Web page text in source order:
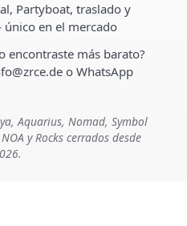
Partyboat, traslado y
en el mercado
encontraste más barato?
o WhatsApp
Aquarius, Nomad, Symbol
y Rocks cerrados desde